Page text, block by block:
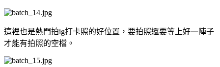
這裡也是熱門拍ig打卡照的好位置，要拍照還要等上好一陣子
才能有拍照的空檔。